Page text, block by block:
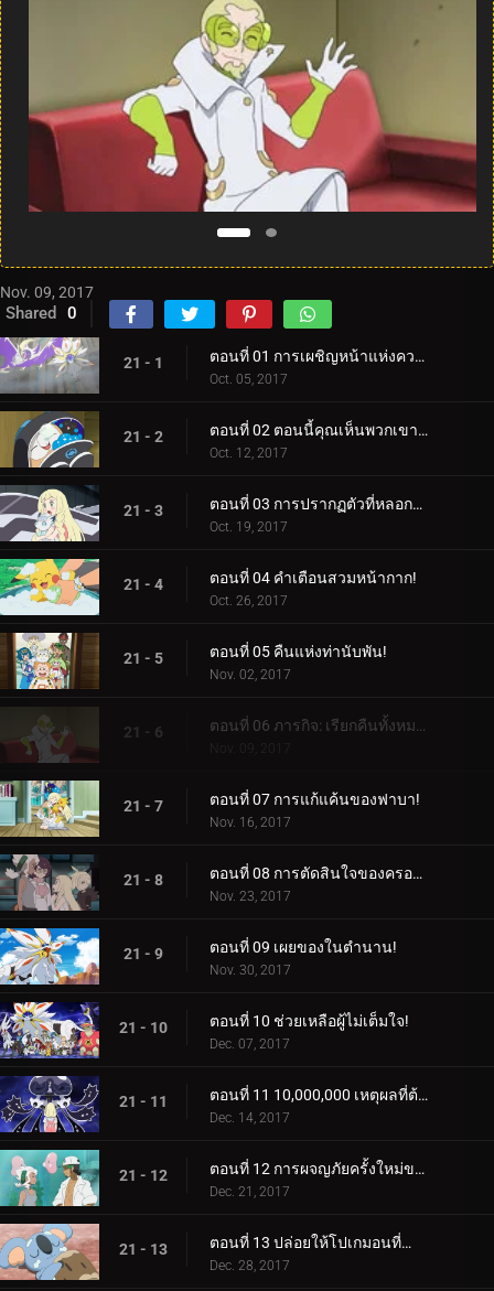
Nov. 09, 2017
Shared 0
21 - 1 ตอนที่ 01 การเผชิญหน้าแห่งความฝัน!
Oct. 05, 2017
21 - 2 ตอนที่ 02 ตอนนี้คุณเห็นพวกเขาแล้ว ตอนนี้คุณไม่เห็น!
Oct. 12, 2017
21 - 3 ตอนที่ 03 การปรากฏตัวที่หลอกลวง!
Oct. 19, 2017
21 - 4 ตอนที่ 04 คำเตือนสวมหน้ากาก!
Oct. 26, 2017
21 - 5 ตอนที่ 05 คืนแห่งท่านับพัน!
Nov. 02, 2017
21 - 6
Nov. 09, 2017
21 - 7 ตอนที่ 07 การแก้แค้นของฟาบา!
Nov. 16, 2017
21 - 8 ตอนที่ 08 การตัดสินใจของครอบครัว!
Nov. 23, 2017
21 - 9 ตอนที่ 09 เผยของในตำนาน!
Nov. 30, 2017
21 - 10 ตอนที่ 10 ช่วยเหลือผู้ไม่เต็มใจ!
Dec. 07, 2017
21 - 11 ตอนที่ 11 10,000,000 เหตุผลที่ต้องต่อสู้!
Dec. 14, 2017
21 - 12 ตอนที่ 12 การผจญภัยครั้งใหม่ของเหล่าอาจารย์!
Dec. 21, 2017
21 - 13 ตอนที่ 13 ปล่อยให้โปเกมอนที่กำลังหลับอยู่โกหก!
Dec. 28, 2017